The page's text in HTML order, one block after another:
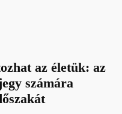
az életük: az
számára